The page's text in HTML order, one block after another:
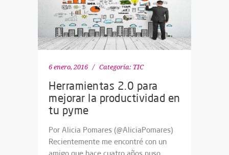
6 enero, 2016 Categoría: TIC
Herramientas 2.0 para
mejorar la productividad en
tu pyme
Por Alicia Pomares (@AliciaPomares)
Recientemente me encontré con un